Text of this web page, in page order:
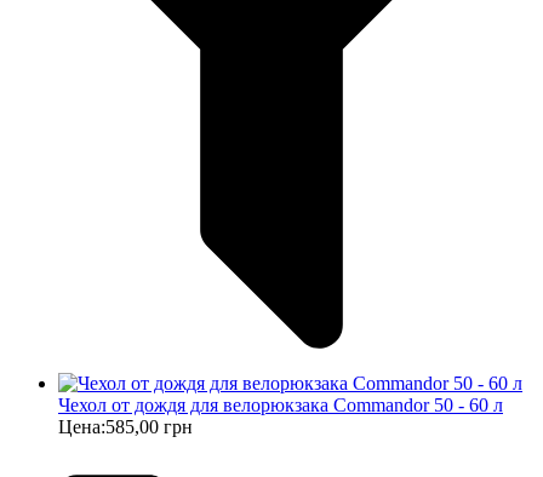
Чехол от дождя для велорюкзака Commandor 50 - 60 л
Цена:585,00 грн